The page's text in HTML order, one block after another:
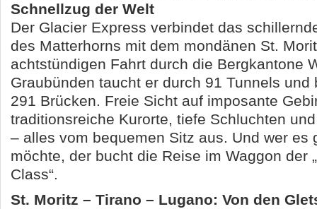
Schnellzug der Welt
Der Glacier Express verbindet das
des Matterhorns mit dem mondänen St.
achtstündigen Fahrt durch die Bergkantone
Graubünden taucht er durch 91 Tunnels und
291 Brücken. Freie Sicht auf imposante
traditionsreiche Kurorte, tiefe Schluchten
– alles vom bequemen Sitz aus. Und wer es
möchte, der bucht die Reise im Waggon der
Class“.
St. Moritz – Tirano – Lugano: Von den